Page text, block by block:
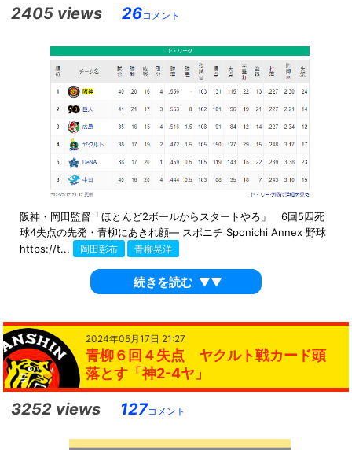
2405 views 26コメント
阪神・岡田監督「ほとんど2ボールからスタートやろ」 6回5四死
球4失点の先発・青柳にあきれ顔― スポニチ Sponichi Annex 野球
https://t...
岡田彰布 青柳晃洋
続きを読む ▼▼
2024年05月17日 21:27
青柳６回４失点 ヤクルト戦カード頭
落とす「神2-4ヤ」
3252 views 127コメント